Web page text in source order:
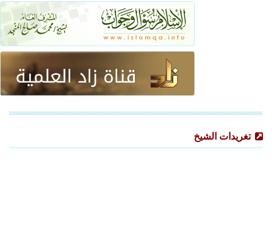
تغريدات الشيخ